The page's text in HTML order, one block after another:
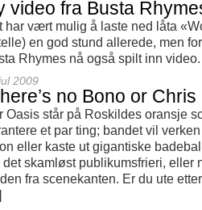
video fra Busta
har vært mulig å laste ned låta
en god stund allerede, men
Rhymes nå også spilt inn video.
2009
no Bono or
Oasis står på Roskildes oransje
et par ting; bandet vil
eller kaste ut gigantiske
det skamløst publikumsfrieri, eller
fra scenekanten. Er du ute